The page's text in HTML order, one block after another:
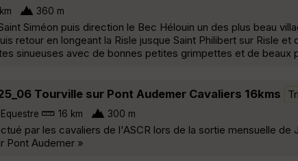
360 m
Siméon puis direction le Bec Hélouin un des plus beau
retour en longeant la Risle jusque Saint Philibert sur Risle
sinueuses avec de bonnes petites grimpettes et de beaux
Tourville sur Pont Audemer Cavaliers 16kms
16 km 300 m
par les cavaliers de l'ASCR lors de la sortie mensuelle de
Pont Audemer »